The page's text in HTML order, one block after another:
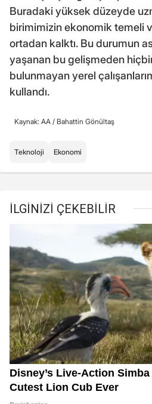
Buradaki yüksek düzeyde
birimimizin ekonomik temeli
ortadan kalktı. Bu durumun
yaşanan bu gelişmeden
bulunmayan yerel
kullandı.
Kaynak: AA / Bahattin Gönültaş
Teknoloji Ekonomi